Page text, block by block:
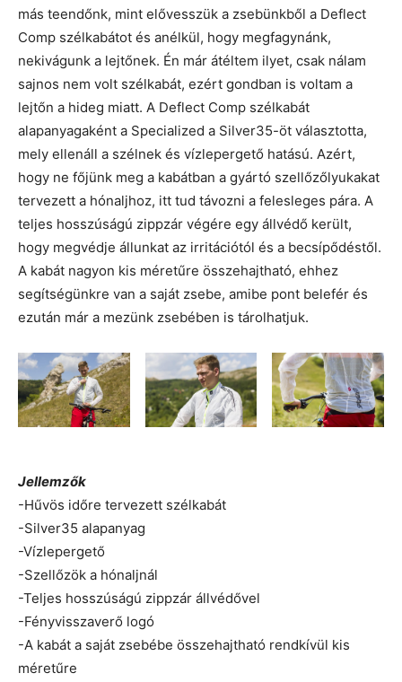
más teendőnk, mint elővesszük a zsebünkből a Deflect
Comp szélkabátot és anélkül, hogy megfagynánk,
nekivágunk a lejtőnek. Én már átéltem ilyet, csak nálam
sajnos nem volt szélkabát, ezért gondban is voltam a
lejtőn a hideg miatt. A Deflect Comp szélkabát
alapanyagaként a Specialized a Silver35-öt választotta,
mely ellenáll a szélnek és vízlepergető hatású. Azért,
hogy ne főjünk meg a kabátban a gyártó szellőzőlyukakat
tervezett a hónaljhoz, itt tud távozni a felesleges pára. A
teljes hosszúságú zippzár végére egy állvédő került,
hogy megvédje állunkat az irritációtól és a becsípődéstől.
A kabát nagyon kis méretűre összehajtható, ehhez
segítségünkre van a saját zsebe, amibe pont belefér és
ezután már a mezünk zsebében is tárolhatjuk.
Jellemzők
-Hűvös időre tervezett szélkabát
-Silver35 alapanyag
-Vízlepergető
-Szellőzök a hónaljnál
-Teljes hosszúságú zippzár állvédővel
-Fényvisszaverő logó
-A kabát a saját zsebébe összehajtható rendkívül kis
méretűre